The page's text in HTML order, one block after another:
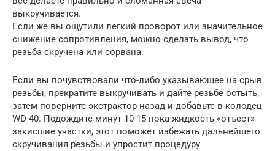
выкручивается.
Если же вы ощутили легкий проворот или значительное
снижение сопротивления, можно сделать вывод, что
резьба скручена или сорвана.
Если вы почувствовали что-либо указывающее на срыв
резьбы, прекратите выкручивать и дайте резьбе остыть,
затем поверните экстрактор назад и добавьте в колодец
WD-40. Подождите минут 10-15 пока жидкость «отъест»
закисшие участки, этот поможет избежать дальнейшего
скручивания резьбы и упростит процедуру